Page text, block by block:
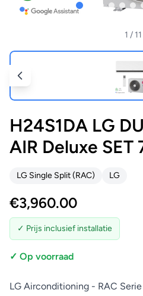
1 / 11
H24S1DA LG
AIR Deluxe SET
LG Single Split (RAC) LG
€3,960.00
✓ Prijs inclusief installatie
✓ Op voorraad
LG Airconditioning - RAC